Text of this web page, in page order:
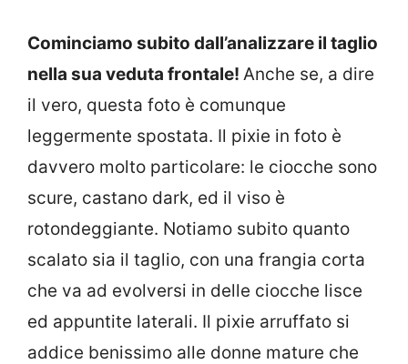
Cominciamo subito dall’analizzare il taglio
nella sua veduta frontale! Anche se, a dire
il vero, questa foto è comunque
leggermente spostata. Il pixie in foto è
davvero molto particolare: le ciocche sono
scure, castano dark, ed il viso è
rotondeggiante. Notiamo subito quanto
scalato sia il taglio, con una frangia corta
che va ad evolversi in delle ciocche lisce
ed appuntite laterali. Il pixie arruffato si
addice benissimo alle donne mature che